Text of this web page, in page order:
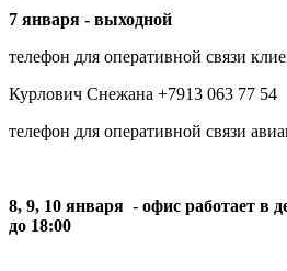
7 января - выходной
телефон для оперативной связи
Курлович Снежана +7913 063 77 54
телефон для оперативной связи
8, 9, 10 января - офис работает в
до 18:00